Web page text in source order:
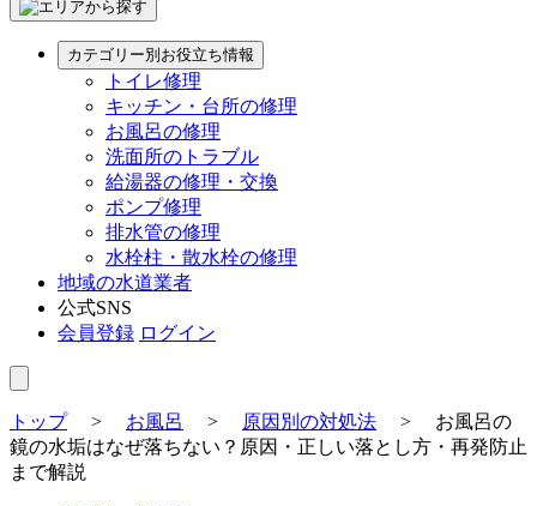
カテゴリー別お役立ち情報
トイレ修理
キッチン・台所の修理
お風呂の修理
洗面所のトラブル
給湯器の修理・交換
ポンプ修理
排水管の修理
水栓柱・散水栓の修理
地域の水道業者
公式SNS
会員登録 ログイン
トップ> お風呂 > 原因別の対処法 > お風呂の
鏡の水垢はなぜ落ちない？原因・正しい落とし方・再発防止
まで解説